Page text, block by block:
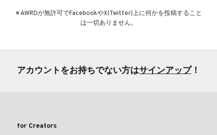
※ AWRDが無許可でFacebookやX(Twitter)上に何かを投稿すること
は一切ありません。
アカウントをお持ちでない方はサインアップ！
for Creators